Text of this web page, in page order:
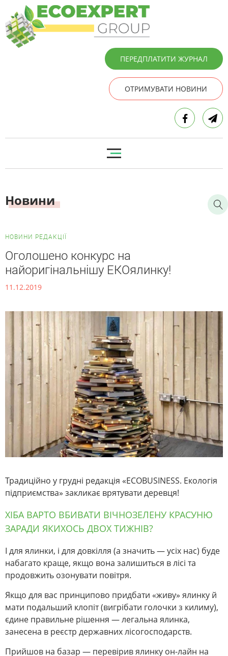
ПЕРЕДПЛАТИТИ ЖУРНАЛ
ОТРИМУВАТИ НОВИНИ
Новини
НОВИНИ РЕДАКЦІЇ
Оголошено конкурс на
найоригінальнішу ЕКОялинку!
11.12.2019
Традиційно у грудні редакція «ECOBUSINESS. Екологія
підприємства» закликає врятувати деревця!
ХІБА ВАРТО ВБИВАТИ ВІЧНОЗЕЛЕНУ КРАСУНЮ
ЗАРАДИ ЯКИХОСЬ ДВОХ ТИЖНІВ?
І для ялинки, і для довкілля (а значить — усіх нас) буде
набагато краще, якщо вона залишиться в лісі та
продовжить озонувати повітря.
Якщо для вас принципово придбати «живу» ялинку й
мати подальший клопіт (вигрібати голочки з килиму),
єдине правильне рішення — легальна ялинка,
занесена в реєстр державних лісогосподарств.
Прийшов на базар — перевірив ялинку он-лайн на